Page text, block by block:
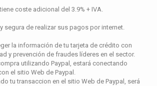
coste adicional del 3.9% + IVA.
segura de realizar sus pagos por internet.
la información de tu tarjeta de crédito con
y prevención de fraudes líderes en el sector.
utilizando Paypal, estará conectando
el sitio Web de Paypal.
tu transaccion en el sitio Web de Paypal, será